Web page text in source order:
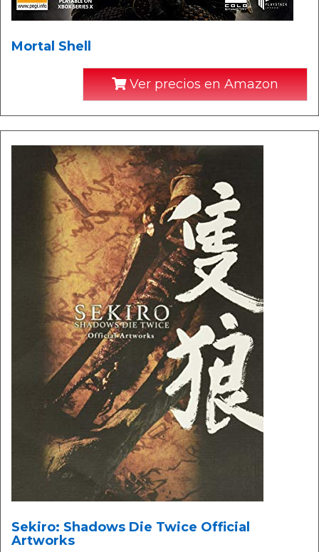
Mortal Shell
Ver precios en Amazon
Sekiro: Shadows Die Twice Official
Artworks